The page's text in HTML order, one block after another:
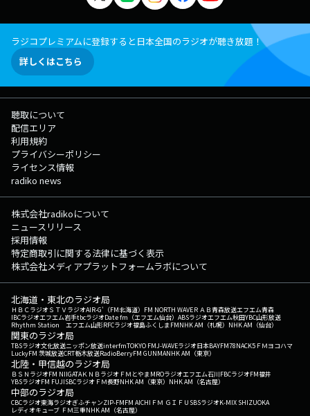
ラジコプレミアムに登録すると日本全国のラジオが聴き放題！
詳しくはこちら
聴取について
配信エリア
利用規約
プライバシーポリシー
ライセンス情報
radiko news
株式会社radikoについて
ニュースリリース
採用情報
特定商取引に関する法律に基づく表示
株式会社メディアプラットフォームラボについて
北海道・東北のラジオ局
ＨＢＣラジオＳＴＶラジオAIR-G'（FM北海道） FM NORTH WAVEＲＡＢ青森放送エフエム青森
IBCラジオエフエム岩手tbcラジオDate fm（エフエム仙台） ABSラジオエフエム秋田YBC山形放送
Rhythm Station エフエム山形RFCラジオ福島ふくしまFMNHK AM（札幌） NHK AM（仙台）
関東のラジオ局
TBSラジオ文化放送ニッポン放送interfmTOKYO FMJ-WAVEラジオ日本BAYFM78NACK5 ＦＭヨコハマ
LuckyFM 茨城放送CRT栃木放送RadioBerryFM GUNMANHK AM（東京）
北陸・甲信越のラジオ局
ＢＳＮラジオFM NIIGATAＫＮＢラジオ ＦＭとやまMROラジオエフエム石川FBCラジオFM福井
YBSラジオFM FUJISBCラジオ ＦＭ長野NHK AM（東京） NHK AM（名古屋）
中部のラジオ局
CBCラジオ東海ラジオぎふチャンZIP-FMFM AICHI ＦＭ ＧＩＦＵ SBSラジオK-MIX SHIZUOKA
レディオキューブ ＦＭ三重NHK AM（名古屋）